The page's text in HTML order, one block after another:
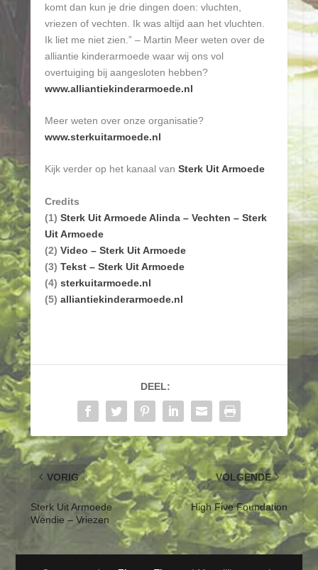
komt dan kun je drie dingen doen: vluchten,
vriezen of vechten. Ik was altijd aan het vluchten.
Ik liet me niet zien.” – Martin Meer weten over de
alliantie kinderarmoede waar wij ons vol
overtuiging bij aangesloten hebben?
www.alliantiekinderarmoede.nl
Meer weten over onze organisatie?
www.sterkuitarmoede.nl
Kijk verder op het kanaal van Sterk Uit Armoede
Credits
(1) Sterk Uit Armoede Alinda – Vechten – Sterk
Uit Armoede
(2) Video – Sterk Uit Armoede
(3) Tekst – Sterk Uit Armoede
(4) sterkuitarmoede.nl
(5) alliantiekinderarmoede.nl
DEEL:
VORIG
Sterk Uit Armoede
Wendie – Vriezen
VOLGENDE
High Five Foundation